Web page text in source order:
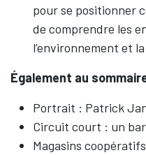
pour se positionner
de comprendre les
l’environnement et
Également au
Portrait : Patrick
Circuit court : un
Magasins